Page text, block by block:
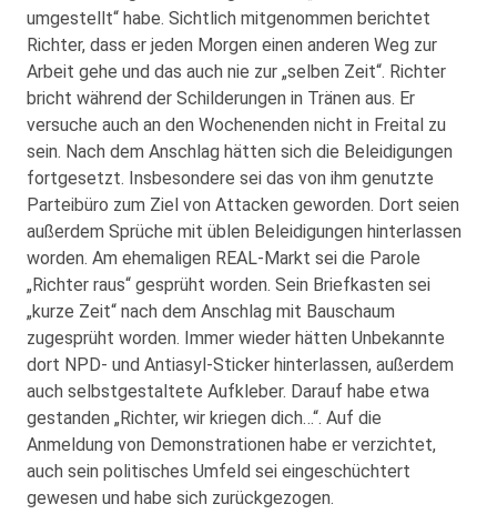
umgestellt“ habe. Sichtlich mitgenommen berichtet
Richter, dass er jeden Morgen einen anderen Weg zur
Arbeit gehe und das auch nie zur „selben Zeit“. Richter
bricht während der Schilderungen in Tränen aus. Er
versuche auch an den Wochenenden nicht in Freital zu
sein. Nach dem Anschlag hätten sich die Beleidigungen
fortgesetzt. Insbesondere sei das von ihm genutzte
Parteibüro zum Ziel von Attacken geworden. Dort seien
außerdem Sprüche mit üblen Beleidigungen hinterlassen
worden. Am ehemaligen REAL-Markt sei die Parole
„Richter raus“ gesprüht worden. Sein Briefkasten sei
„kurze Zeit“ nach dem Anschlag mit Bauschaum
zugesprüht worden. Immer wieder hätten Unbekannte
dort NPD- und Antiasyl-Sticker hinterlassen, außerdem
auch selbstgestaltete Aufkleber. Darauf habe etwa
gestanden „Richter, wir kriegen dich…“. Auf die
Anmeldung von Demonstrationen habe er verzichtet,
auch sein politisches Umfeld sei eingeschüchtert
gewesen und habe sich zurückgezogen.